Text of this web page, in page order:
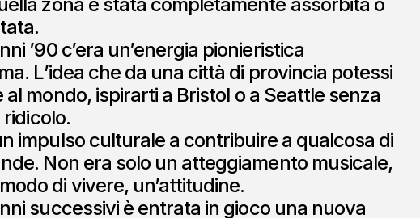
’90 c’era un’energia pionieristica
L’idea che da una città di provincia potessi
al mondo, ispirarti a Bristol o a Seattle senza
impulso culturale a contribuire a qualcosa di
Non era solo un atteggiamento musicale,
di vivere, un’attitudine.
successivi è entrata in gioco una nuova